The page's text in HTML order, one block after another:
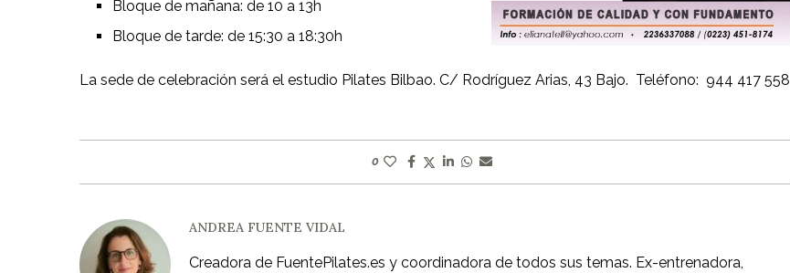
Bloque de mañana: de 10 a 13h
Bloque de tarde: de 15:30 a 18:30h
La sede de celebración será el estudio Pilates Bilbao. C/ Rodríguez Arias, 43 Bajo. Teléfono: 944 417 558
0
ANDREA FUENTE VIDAL
Creadora de FuentePilates.es y coordinadora de todos sus temas. Ex-entrenadora,